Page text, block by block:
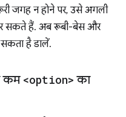
जगह न होने पर, उसे अगली
सकते हैं. अब रूबी-बेस और
है डालें.
कम <option> का